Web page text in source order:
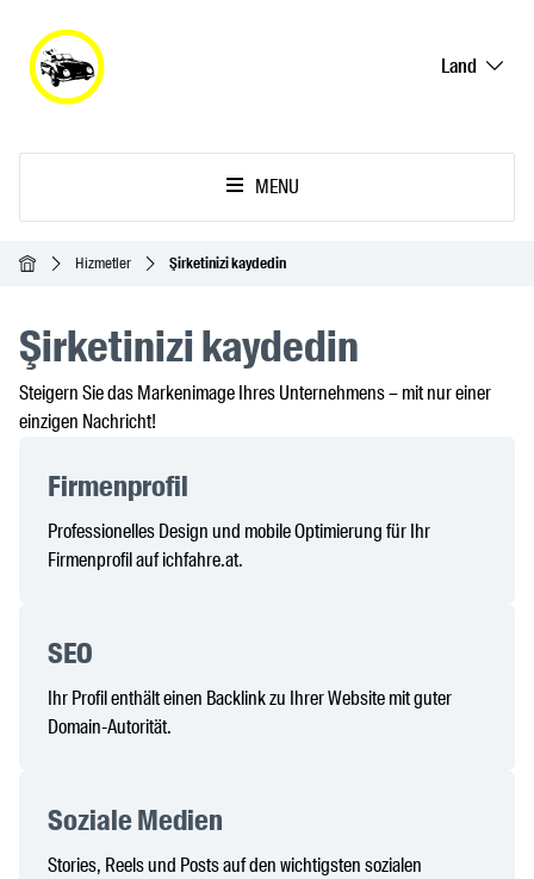
Land
MENU
Ana SayfaHizmetler Şirketinizi kaydedin
Şirketinizi kaydedin
Steigern Sie das Markenimage Ihres Unternehmens – mit nur einer
einzigen Nachricht!
Firmenprofil
Professionelles Design und mobile Optimierung für Ihr
Firmenprofil auf ichfahre.at.
SEO
Ihr Profil enthält einen Backlink zu Ihrer Website mit guter
Domain-Autorität.
Soziale Medien
Stories, Reels und Posts auf den wichtigsten sozialen